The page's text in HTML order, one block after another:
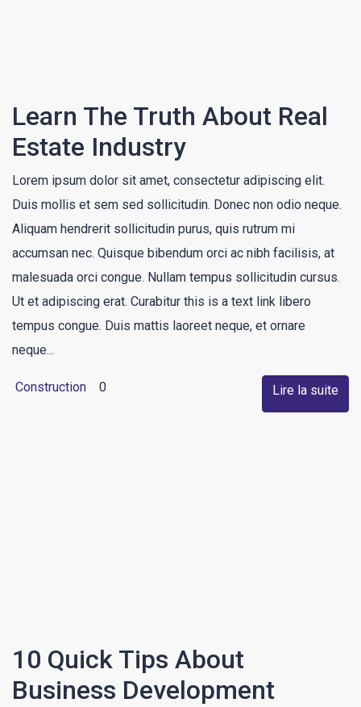
Learn The Truth About Real
Estate Industry
Lorem ipsum dolor sit amet, consectetur adipiscing elit.
Duis mollis et sem sed sollicitudin. Donec non odio neque.
Aliquam hendrerit sollicitudin purus, quis rutrum mi
accumsan nec. Quisque bibendum orci ac nibh facilisis, at
malesuada orci congue. Nullam tempus sollicitudin cursus.
Ut et adipiscing erat. Curabitur this is a text link libero
tempus congue. Duis mattis laoreet neque, et ornare
neque...
Construction 0 Lire la suite
10 Quick Tips About
Business Development